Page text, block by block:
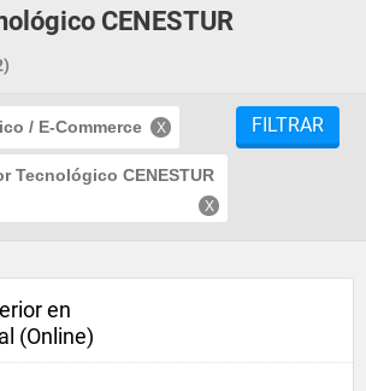
CENESTUR
/ E-Commerce
Tecnológico CENESTUR
FILTRAR
en
(Online)